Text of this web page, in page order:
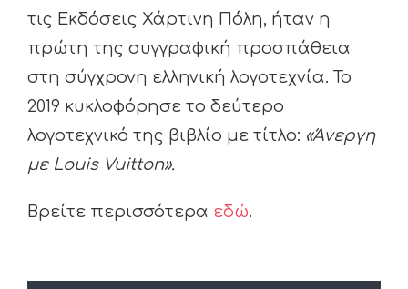
τις Εκδόσεις Χάρτινη Πόλη, ήταν η
πρώτη της συγγραφική προσπάθεια
στη σύγχρονη ελληνική λογοτεχνία. Το
2019 κυκλοφόρησε το δεύτερο
λογοτεχνικό της βιβλίο με τίτλο: «Άνεργη
με Louis Vuitton».
Βρείτε περισσότερα εδώ.